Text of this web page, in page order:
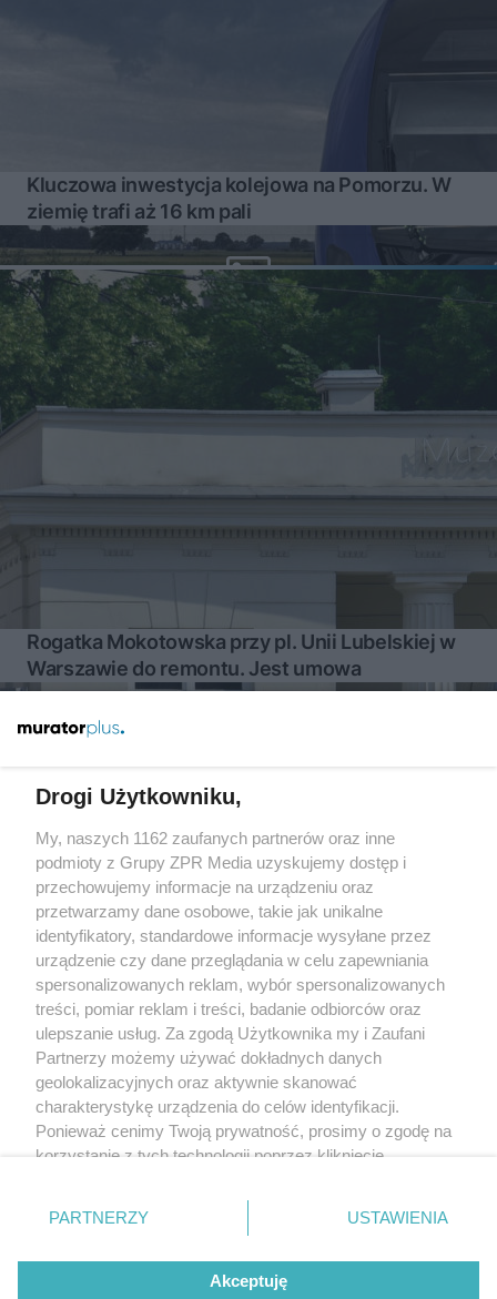
Kluczowa inwestycja kolejowa na Pomorzu. W
ziemię trafi aż 16 km pali
Rogatka Mokotowska przy pl. Unii Lubelskiej w
Warszawie do remontu. Jest umowa
Żaden utwór zamieszczony w serwisie nie może być powielany i
rozpowszechniany lub dalej rozpowszechniany w jakikolwiek sposób
(w tym także elektroniczny lub mechaniczny) na jakimkolwiek polu
eksploatacji w jakiejkolwiek formie, włącznie z umieszczaniem w
Internecie bez pisemnej zgody właściciela praw. Jakiekolwiek użycie
lub wykorzystanie utworów w całości lub w części z naruszeniem
prawa, tzn. bez właściwej zgody, jest zabronione pod groźbą kary i
może być ścigane prawnie.
O nas
Drogi Użytkowniku,
My, naszych 1162 zaufanych partnerów oraz inne
podmioty z Grupy ZPR Media uzyskujemy dostęp i
przechowujemy informacje na urządzeniu oraz
przetwarzamy dane osobowe, takie jak unikalne
identyfikatory, standardowe informacje wysyłane przez
urządzenie czy dane przeglądania w celu zapewniania
spersonalizowanych reklam, wybór spersonalizowanych
treści, pomiar reklam i treści, badanie odbiorców oraz
ulepszanie usług. Za zgodą Użytkownika my i Zaufani
Partnerzy możemy używać dokładnych danych
geolokalizacyjnych oraz aktywnie skanować
charakterystykę urządzenia do celów identyfikacji.
Ponieważ cenimy Twoją prywatność, prosimy o zgodę na
korzystanie z tych technologii poprzez kliknięcie
zmienić/wycofać klikając przycisk ustawień prywatności
znajdujący się w lewym dolnym rogu strony
rodzaje przetwarzania danych nie wymagają zgody
użytkownika, ale masz prawo sprzeciwić się takiemu
PARTNERZY USTAWIENIA
Akceptuję